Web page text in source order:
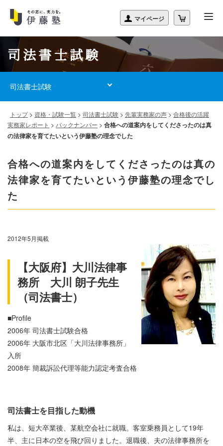
司法書士試験
司法書士試験
トップ> 資格・試験一覧 > 司法書士試験 > 先輩実務家の声 > 合格後の活躍
実務家レポート > バックナンバー > 合格への道案内をしてくださったのは真
の法律家を育てたいという伊藤塾の理念でした
合格への道案内をしてくださったのは真の
法律家を育てたいという伊藤塾の理念でし
た
2012年5月掲載
【大阪府】大川法律事
務所 大川 朗子先生
（司法書士）
■Profile
2006年 司法書士試験合格
2006年 大阪市北区「大川法律事務所」
入所
2008年 簡裁訴訟代理等能力認定考査合格
司法書士を目指した動機
私は、短大卒業後、某航空会社に就職。客室乗務員として19年
半、主に日本の空を飛び回りました。退職後、夫の法律事務所を